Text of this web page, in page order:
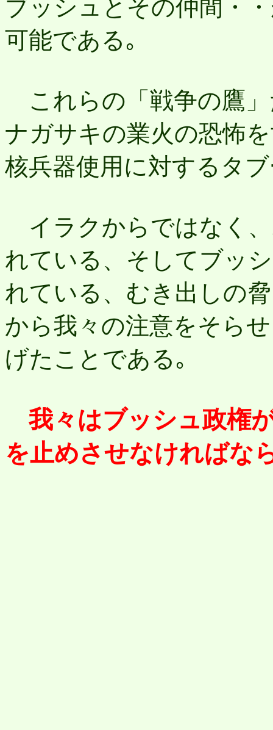
ブッシュとその仲間・
可能である｡
これらの「戦争の鷹」
ナガサキの業火の恐怖
核兵器使用に対するタ
イラクからではなく
れている、そしてブッ
れている、むき出しの
から我々の注意をそら
げたことである｡
我々はブッシュ政権
を止めさせなければな